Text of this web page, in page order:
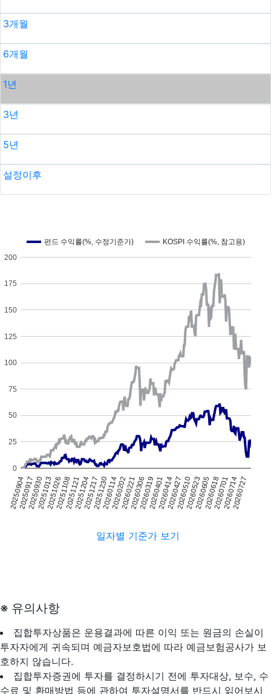
3개월
6개월
1년
3년
5년
설정이후
펀드 수익률(%, 수정기준가) KOSPI 수익률(%, 참고용)
20250904202509172025093020251013202510262025110820251121202512042025121720251230202601142026020220260221202603062026031920260401202604142026042720260510202605232026060520260618202607012026071420260727
0
25
50
75
100
125
150
175
200
일자별 기준가 보기
※ 유의사항
집합투자상품은 운용결과에 따른 이익 또는 원금의 손실이
투자자에게 귀속되며 예금자보호법에 따라 예금보험공사가 보
호하지 않습니다.
집합투자증권에 투자를 결정하시기 전에 투자대상, 보수, 수
수료 및 환매방법 등에 관하여 투자설명서를 반드시 읽어보시